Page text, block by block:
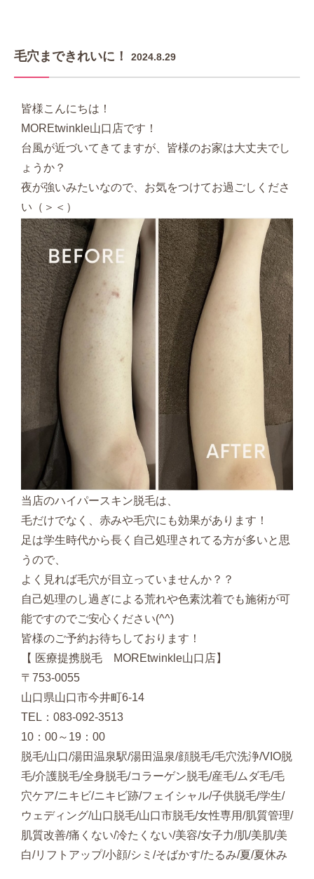
毛穴まできれいに！ 2024.8.29
皆様こんにちは！
MOREtwinkle山口店です！
台風が近づいてきてますが、皆様のお家は大丈夫でし
ょうか？
夜が強いみたいなので、お気をつけてお過ごしくださ
い（＞＜）
当店のハイパースキン脱毛は、
毛だけでなく、赤みや毛穴にも効果があります！
足は学生時代から長く自己処理されてる方が多いと思
うので、
よく見れば毛穴が目立っていませんか？？
自己処理のし過ぎによる荒れや色素沈着でも施術が可
能ですのでご安心ください(^^)
皆様のご予約お待ちしております！
【 医療提携脱毛 MOREtwinkle山口店】
〒753-0055
山口県山口市今井町6-14
TEL：083-092-3513
10：00～19：00
脱毛/山口/湯田温泉駅/湯田温泉/顔脱毛/毛穴洗浄/VIO脱
毛/介護脱毛/全身脱毛/コラーゲン脱毛/産毛/ムダ毛/毛
穴ケア/ニキビ/ニキビ跡/フェイシャル/子供脱毛/学生/
ウェディング/山口脱毛/山口市脱毛/女性専用/肌質管理/
肌質改善/痛くない/冷たくない/美容/女子力/肌/美肌/美
白/リフトアップ/小顔/シミ/そばかす/たるみ/夏/夏休み